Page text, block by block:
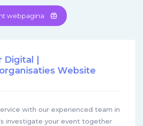
event webpagina
Digital |
Website
with our experienced team in
investigate your event together